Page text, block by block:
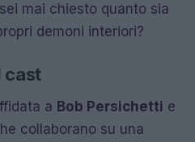
mai chiesto quanto sia
demoni interiori?
cast
a Bob Persichetti e
collaborano su una